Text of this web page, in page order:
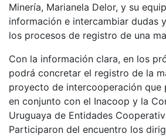
Minería, Marianela Delor, y su
información e intercambiar dudas
los procesos de registro de una
Con la información clara, en los
podrá concretar el registro de la
proyecto de intercooperación que
en conjunto con el Inacoop y la
Uruguaya de Entidades
Participaron del encuentro los